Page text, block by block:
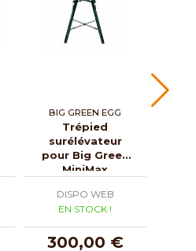
BIG GREEN EGG
Trépied
surélévateur
pour Big Green
MiniMax
DISPO WEB
EN STOCK !
300,00 €